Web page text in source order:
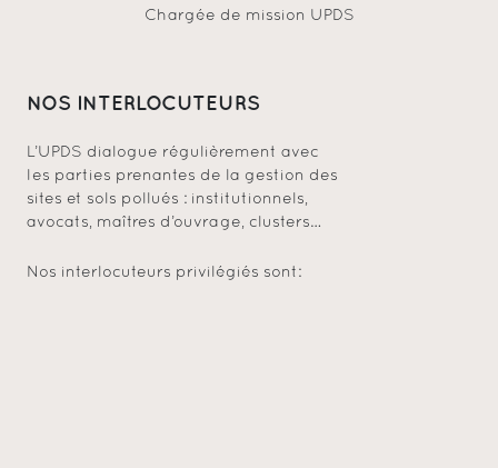
Chargée de mission UPDS
NOS INTERLOCUTEURS
L’UPDS dialogue régulièrement avec
les parties prenantes de la gestion des
sites et sols pollués : institutionnels,
avocats, maîtres d’ouvrage, clusters…
Nos interlocuteurs privilégiés sont: